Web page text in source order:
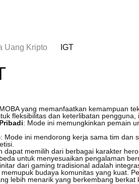
Uang Kripto IGT
yang memanfaatkan kemampuan
fleksibilitas dan keterlibatan
: Mode ini memungkinkan pemain
: Mode ini mendorong kerja sama tim dan
dapat memilih dari berbagai karakter
untuk menyesuaikan pengalaman
dari gaming tradisional adalah
budaya komunitas yang kuat.
lebih menarik yang berkembang berkat